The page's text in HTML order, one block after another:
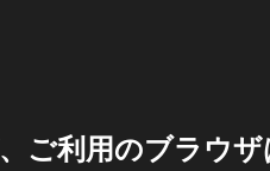
ご利用のブラウ